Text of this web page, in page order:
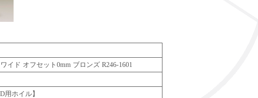
イド オフセット0mm ブロンズ R246-1601
用ホイル】